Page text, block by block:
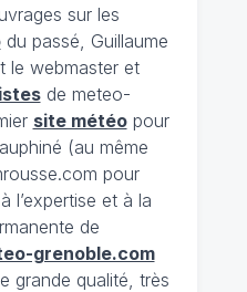
sur les
du passé, Guillaume
le webmaster et
de meteo-
site météopour
(au même
pour
l’expertise et à la
de
grenoble.com
grande qualité, très